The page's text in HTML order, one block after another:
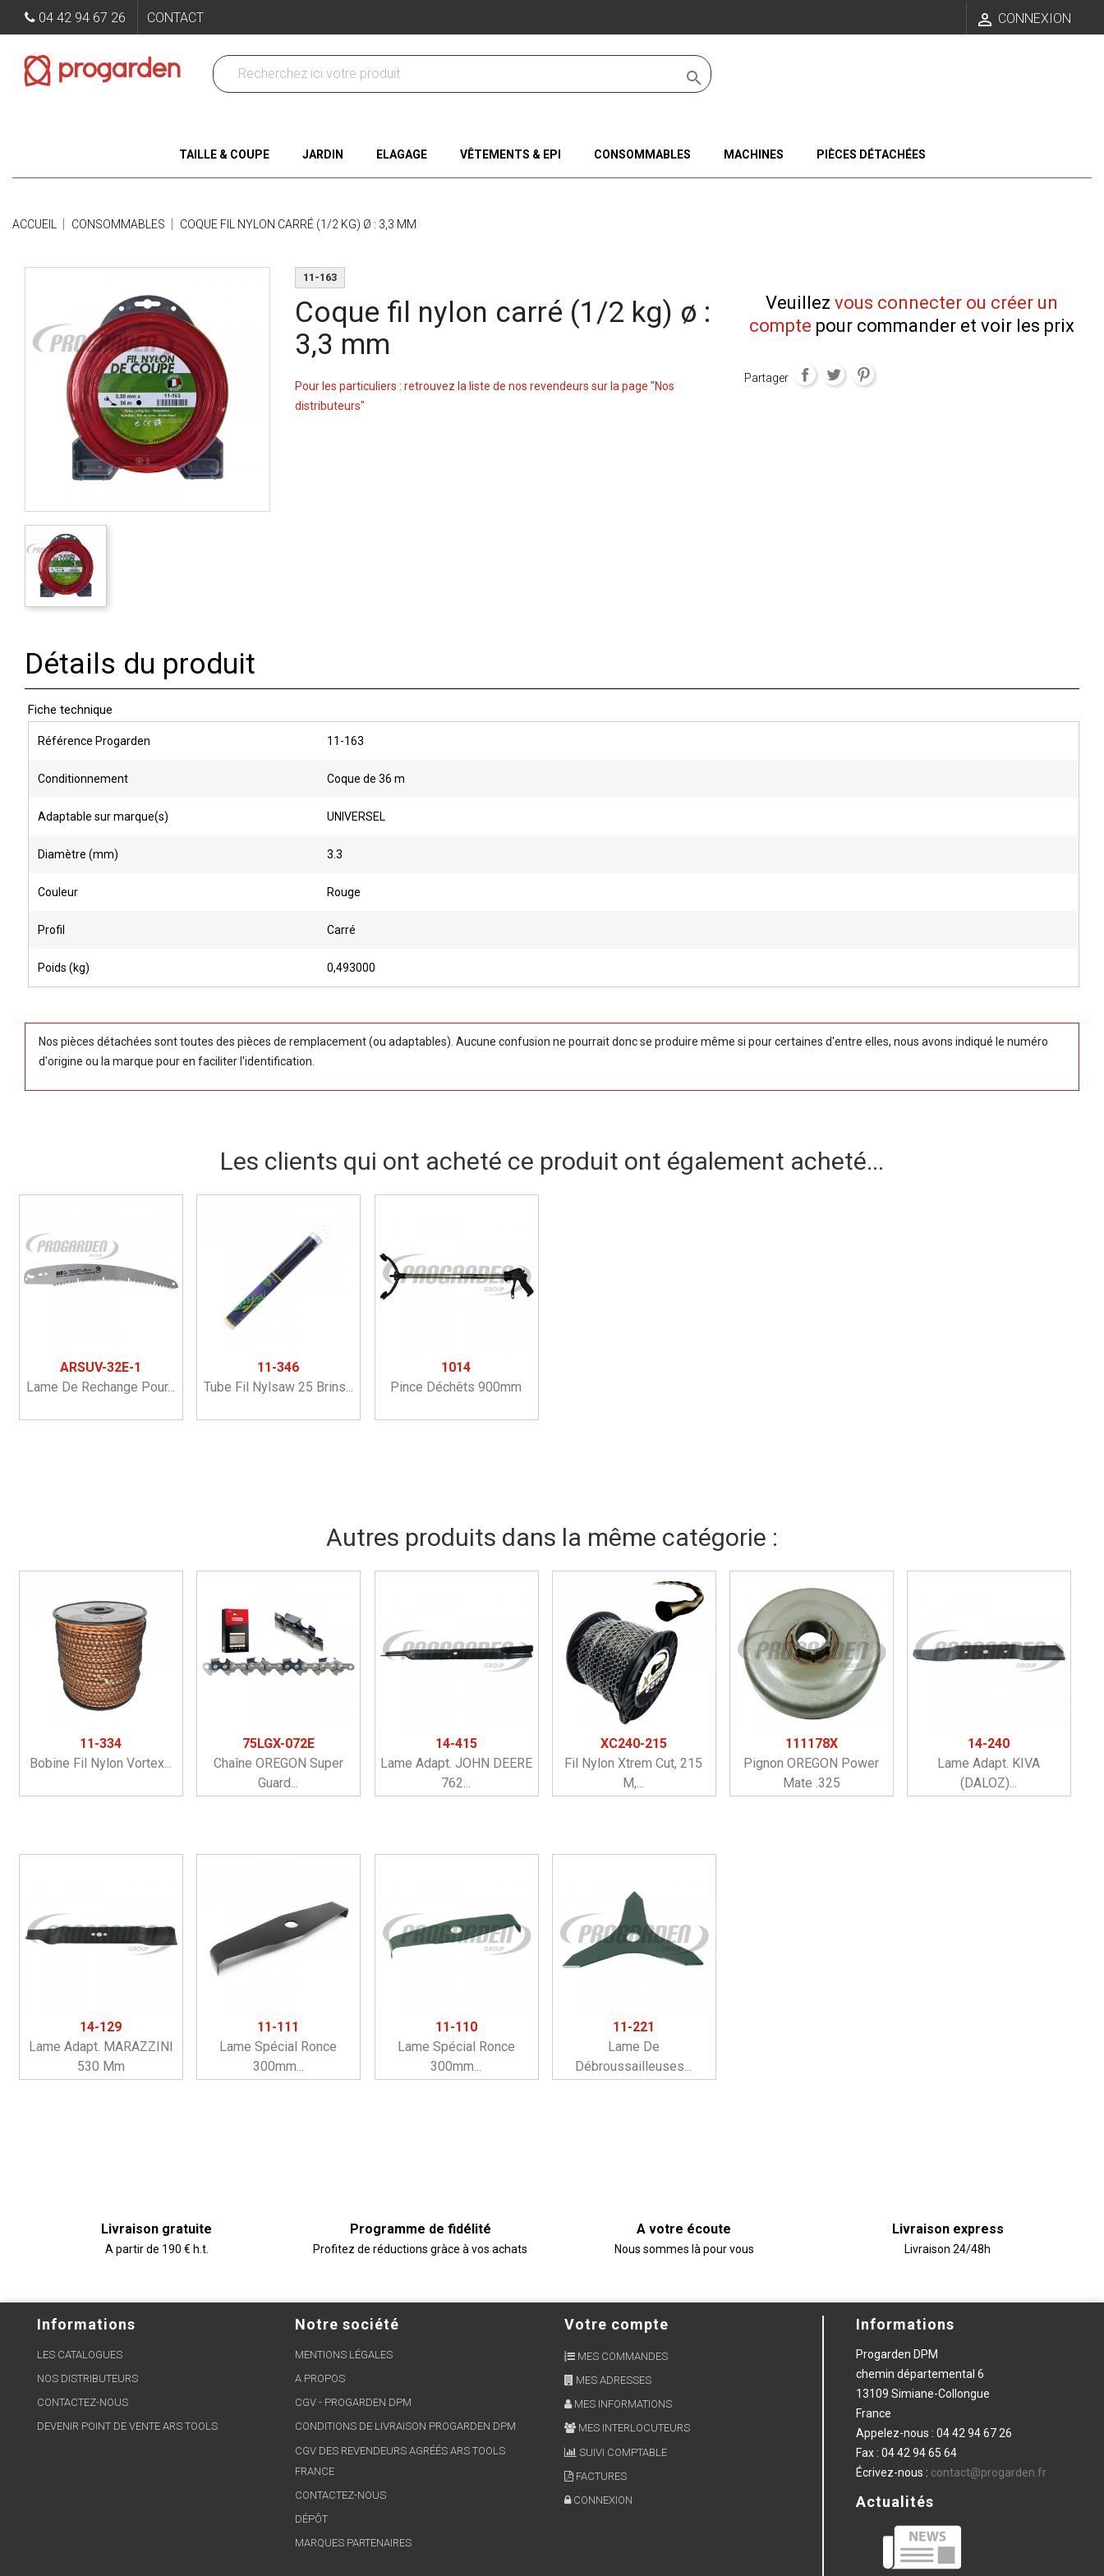
04 42 94 67 26 CONTACT  CONNEXION

TAILLE & COUPE JARDIN ELAGAGE VÊTEMENTS & EPI CONSOMMABLES MACHINES PIÈCES DÉTACHÉES
ACCUEIL CONSOMMABLES COQUE FIL NYLON CARRÉ (1/2 KG) Ø : 3,3 MM
11-163
Coque fil nylon carré (1/2 kg) ø :
3,3 mm
Pour les particuliers : retrouvez la liste de nos revendeurs sur la page "Nos
distributeurs"
Veuillez vous connecter ou créer un
compte pour commander et voir les prix
Partager
Détails du produit
Fiche technique
Référence Progarden 11-163
Conditionnement Coque de 36 m
Adaptable sur marque(s) UNIVERSEL
Diamètre (mm) 3.3
Couleur Rouge
Profil Carré
Poids (kg) 0,493000
Nos pièces détachées sont toutes des pièces de remplacement (ou adaptables). Aucune confusion ne pourrait donc se produire même si pour certaines d'entre elles, nous avons indiqué le numéro
d'origine ou la marque pour en faciliter l'identification.
Les clients qui ont acheté ce produit ont également acheté...
ARSUV-32E-1
Lame De Rechange Pour...
11-346
Tube Fil Nylsaw 25 Brins...
1014
Pince Déchêts 900mm
Autres produits dans la même catégorie :
11-334
Bobine Fil Nylon Vortex...
75LGX-072E
Chaîne OREGON Super
Guard...
14-415
Lame Adapt. JOHN DEERE
762...
XC240-215
Fil Nylon Xtrem Cut, 215
M,...
111178X
Pignon OREGON Power
Mate .325
14-240
Lame Adapt. KIVA
(DALOZ)...
14-129
Lame Adapt. MARAZZINI
530 Mm
11-111
Lame Spécial Ronce
300mm...
11-110
Lame Spécial Ronce
300mm...
11-221
Lame De
Débroussailleuses...
Livraison gratuite
A partir de 190 € h.t.
Programme de fidélité
Profitez de réductions gràce à vos achats
A votre écoute
Nous sommes là pour vous
Livraison express
Livraison 24/48h
Informations
LES CATALOGUES
NOS DISTRIBUTEURS
CONTACTEZ-NOUS
DEVENIR POINT DE VENTE ARS TOOLS
Notre société
MENTIONS LÉGALES
A PROPOS
CGV - PROGARDEN DPM
CONDITIONS DE LIVRAISON PROGARDEN DPM
CGV DES REVENDEURS AGRÉÉS ARS TOOLS
FRANCE
CONTACTEZ-NOUS
DÉPÔT
MARQUES PARTENAIRES
Votre compte
MES COMMANDES
MES ADRESSES
MES INFORMATIONS
MES INTERLOCUTEURS
SUIVI COMPTABLE
FACTURES
CONNEXION
Informations
Progarden DPM
chemin départemental 6
13109 Simiane-Collongue
France
Appelez-nous : 04 42 94 67 26
Fax : 04 42 94 65 64
Écrivez-nous : contact@progarden.fr
Actualités